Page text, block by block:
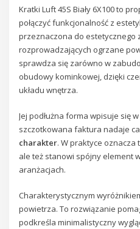
Kratki Luft 45S Biały 6X100 to
połączyć funkcjonalność z
przeznaczona do estetycznego
rozprowadzających ogrzane
sprawdza się zarówno w
obudowy kominkowej, dzięki
układu wnętrza.
Jej podłużna forma wpisuje się
szczotkowana faktura nadaje
charakter. W praktyce oznacza
ale też stanowi spójny element
aranżacjach.
Charakterystycznym
powietrza. To rozwiązanie
podkreśla minimalistyczny